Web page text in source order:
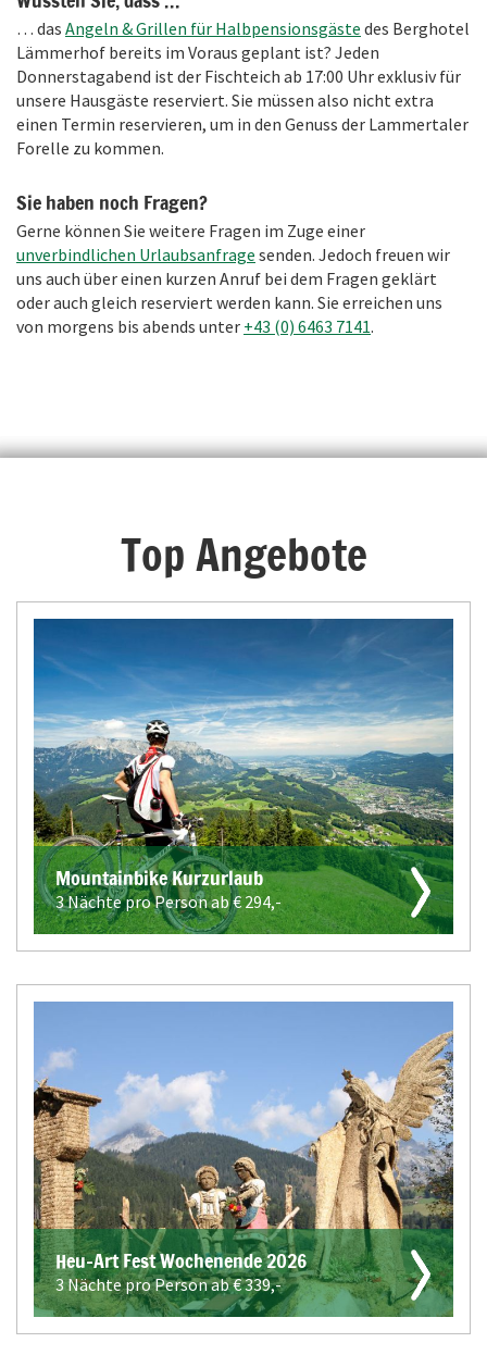
… das Angeln & Grillen für Halbpensionsgäste des Berghotel
Lämmerhof bereits im Voraus geplant ist? Jeden
Donnerstagabend ist der Fischteich ab 17:00 Uhr exklusiv für
unsere Hausgäste reserviert. Sie müssen also nicht extra
einen Termin reservieren, um in den Genuss der Lammertaler
Forelle zu kommen.
Sie haben noch Fragen?
Gerne können Sie weitere Fragen im Zuge einer
unverbindlichen Urlaubsanfrage senden. Jedoch freuen wir
uns auch über einen kurzen Anruf bei dem Fragen geklärt
oder auch gleich reserviert werden kann. Sie erreichen uns
von morgens bis abends unter +43 (0) 6463 7141.
Top Angebote
Mountainbike Kurzurlaub
3 Nächte pro Person ab €294,-
Heu-Art Fest Wochenende 2026
3 Nächte pro Person ab €339,-